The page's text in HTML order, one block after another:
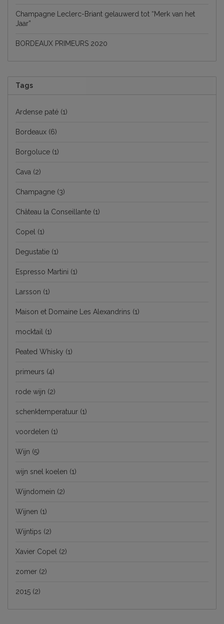
Champagne Leclerc-Briant gelauwerd tot “Merk van het
Jaar”
BORDEAUX PRIMEURS 2020
Tags
Ardense paté (1)
Bordeaux (6)
Borgoluce (1)
Cava (2)
Champagne (3)
Château la Conseillante (1)
Copel (1)
Degustatie (1)
Espresso Martini (1)
Larsson (1)
Maison et Domaine Les Alexandrins (1)
mocktail (1)
Peated Whisky (1)
primeurs (4)
rode wijn (2)
schenktemperatuur (1)
voordelen (1)
Wijn (5)
wijn snel koelen (1)
Wijndomein (2)
Wijnen (1)
Wijntips (2)
Xavier Copel (2)
zomer (2)
2015 (2)